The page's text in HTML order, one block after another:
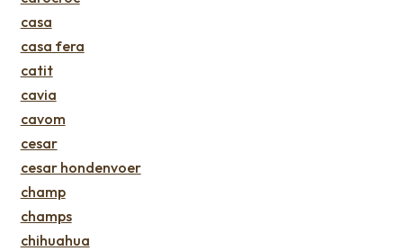
casa
casa fera
catit
cavia
cavom
cesar
cesar hondenvoer
champ
champs
chihuahua